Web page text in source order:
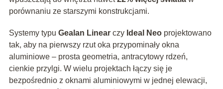
porównaniu ze starszymi konstrukcjami.
Systemy typu Gealan Linearczy Ideal Neoprojektowano
tak, aby na pierwszy rzut oka przypominały okna
aluminiowe – prosta geometria, antracytowy rdzeń,
cienkie przylgi. W wielu projektach łączy się je
bezpośrednio z oknami aluminiowymi w jednej elewacji,